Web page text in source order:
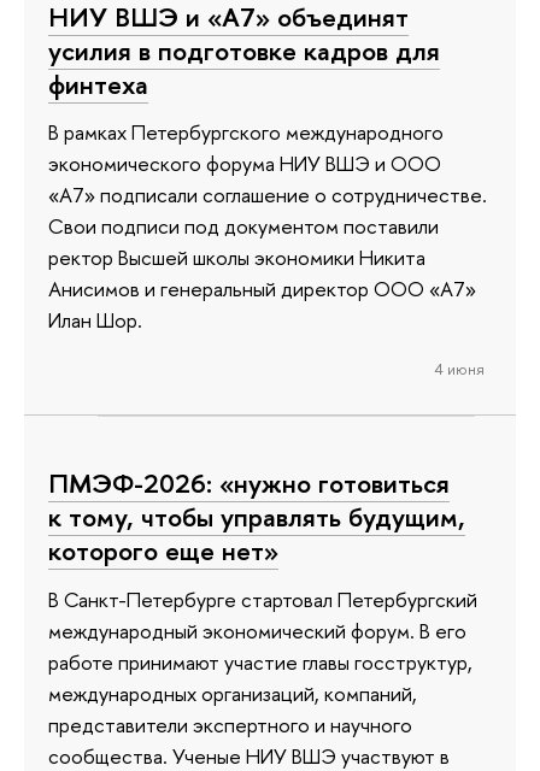
НИУ ВШЭ и «А7» объединят
усилия в подготовке кадров для
финтеха
В рамках Петербургского международного
экономического форума НИУ ВШЭ и ООО
«А7» подписали соглашение о сотрудничестве.
Свои подписи под документом поставили
ректор Высшей школы экономики Никита
Анисимов и генеральный директор ООО «А7»
Илан Шор.
4 июня
ПМЭФ-2026: «нужно готовиться
к тому, чтобы управлять будущим,
которого еще нет»
В Санкт-Петербурге стартовал Петербургский
международный экономический форум. В его
работе принимают участие главы госструктур,
международных организаций, компаний,
представители экспертного и научного
сообщества. Ученые НИУ ВШЭ участвуют в